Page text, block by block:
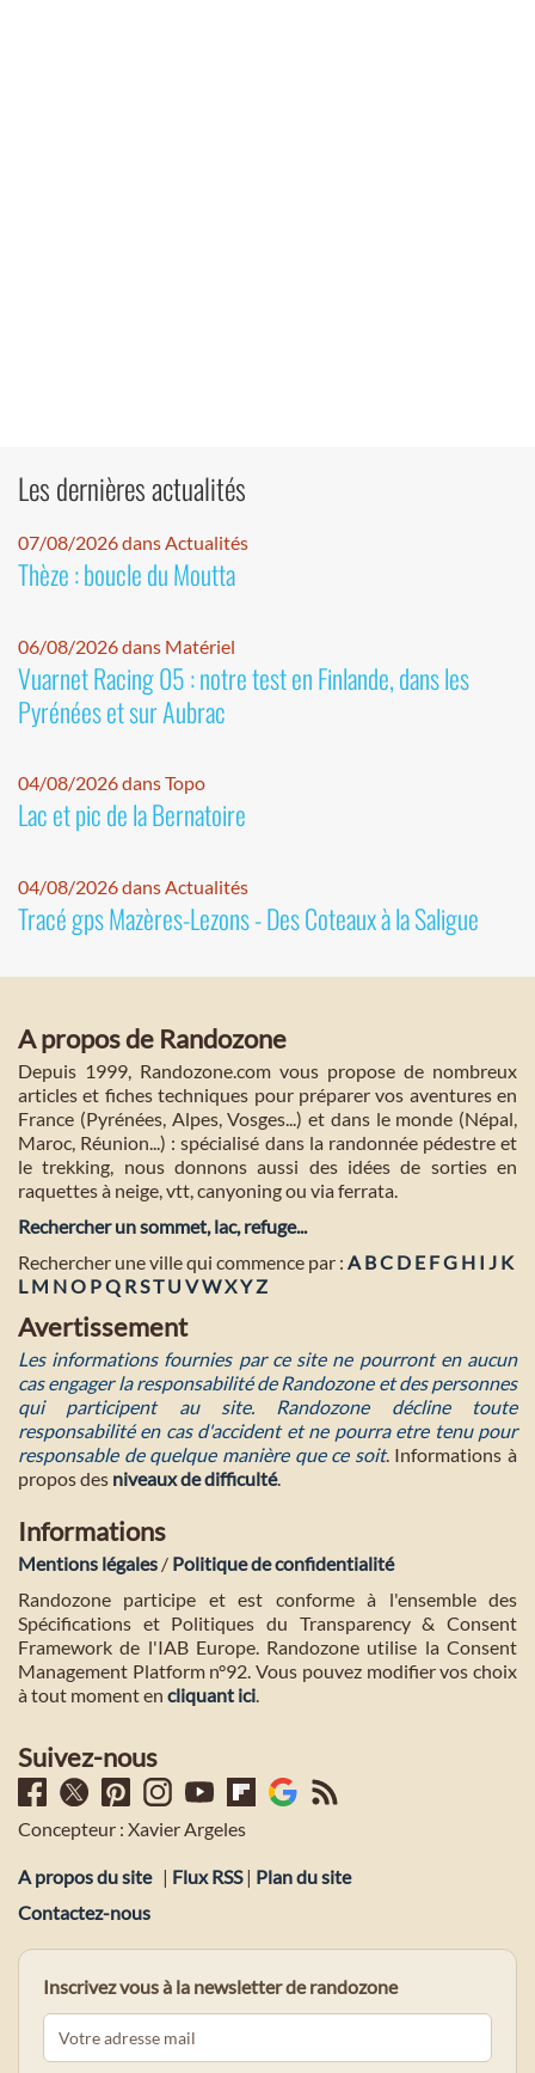
Les dernières actualités
07/08/2026 dans Actualités
Thèze : boucle du Moutta
06/08/2026 dans Matériel
Vuarnet Racing 05 : notre test en Finlande, dans les
Pyrénées et sur Aubrac
04/08/2026 dans Topo
Lac et pic de la Bernatoire
04/08/2026 dans Actualités
Tracé gps Mazères-Lezons - Des Coteaux à la Saligue
A propos de Randozone
Depuis 1999, Randozone.com vous propose de nombreux
articles et fiches techniques pour préparer vos aventures en
France (Pyrénées, Alpes, Vosges...) et dans le monde (Népal,
Maroc, Réunion...) : spécialisé dans la randonnée pédestre et
le trekking, nous donnons aussi des idées de sorties en
raquettes à neige, vtt, canyoning ou via ferrata.
Rechercher un sommet, lac, refuge...
Rechercher une ville qui commence par : A BC D E FG H I J K
L M NO PQ RST U VWXYZ
Avertissement
Les informations fournies par ce site ne pourront en aucun
cas engager la responsabilité de Randozone et des personnes
qui participent au site. Randozone décline toute
responsabilité en cas d'accident et ne pourra etre tenu pour
responsable de quelque manière que ce soit. Informations à
propos des niveaux de difficulté.
Informations
Mentions légales / Politique de confidentialité
Randozone participe et est conforme à l'ensemble des
Spécifications et Politiques du Transparency & Consent
Framework de l'IAB Europe. Randozone utilise la Consent
Management Platform n°92. Vous pouvez modifier vos choix
à tout moment en cliquant ici.
Suivez-nous
Concepteur : Xavier Argeles
A propos du site | Flux RSS| Plan du site
Contactez-nous
Inscrivez vous à la newsletter de randozone